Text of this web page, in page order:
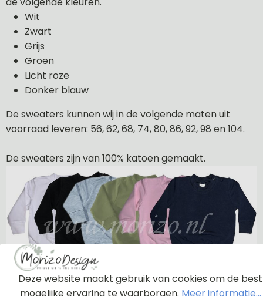
Wit
Zwart
Grijs
Groen
Licht roze
Donker blauw
De sweaters kunnen wij in de volgende maten uit
voorraad leveren: 56, 62, 68, 74, 80, 86, 92, 98 en 104.
De sweaters zijn van 100% katoen gemaakt.
Deze website maakt gebruik van cookies om de best
mogelijke ervaring te waarborgen. Meer informatie...